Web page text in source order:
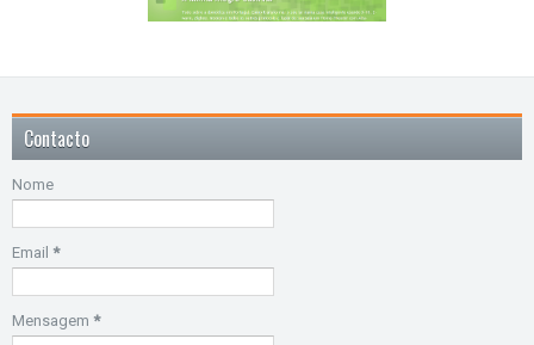
Contacto
Nome
Email *
Mensagem *